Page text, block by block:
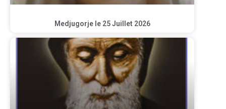
Medjugorje le 25 Juillet 2026